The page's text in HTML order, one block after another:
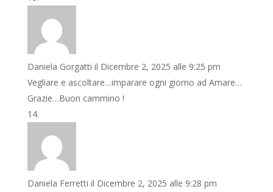
Daniela Gorgatti il Dicembre 2, 2025 alle 9:25 pm
Vegliare e ascoltare…imparare ogni giorno ad Amare…
Grazie…Buon cammino !
Daniela Ferretti il Dicembre 2, 2025 alle 9:28 pm